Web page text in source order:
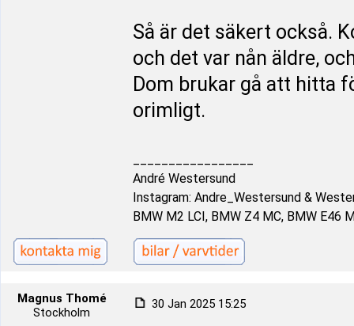
Så är det säkert också.
och det var nån äldre,
Dom brukar gå att hitta
orimligt.
André Westersund
Instagram: Andre_Westersund &
BMW M2 LCI, BMW Z4 MC, BMW E46
Magnus Thomé
Stockholm
30 Jan 2025 15:25